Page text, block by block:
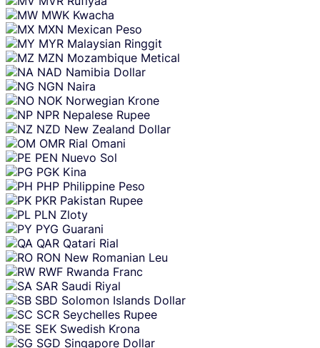
MWK Kwacha
MXN Mexican Peso
MYR Malaysian Ringgit
MZN Mozambique Metical
NAD Namibia Dollar
NGN Naira
NOK Norwegian Krone
NPR Nepalese Rupee
NZD New Zealand Dollar
OMR Rial Omani
PEN Nuevo Sol
PGK Kina
PHP Philippine Peso
PKR Pakistan Rupee
PLN Zloty
PYG Guarani
QAR Qatari Rial
RON New Romanian Leu
RWF Rwanda Franc
SAR Saudi Riyal
SBD Solomon Islands Dollar
SCR Seychelles Rupee
SEK Swedish Krona
SGD Singapore Dollar